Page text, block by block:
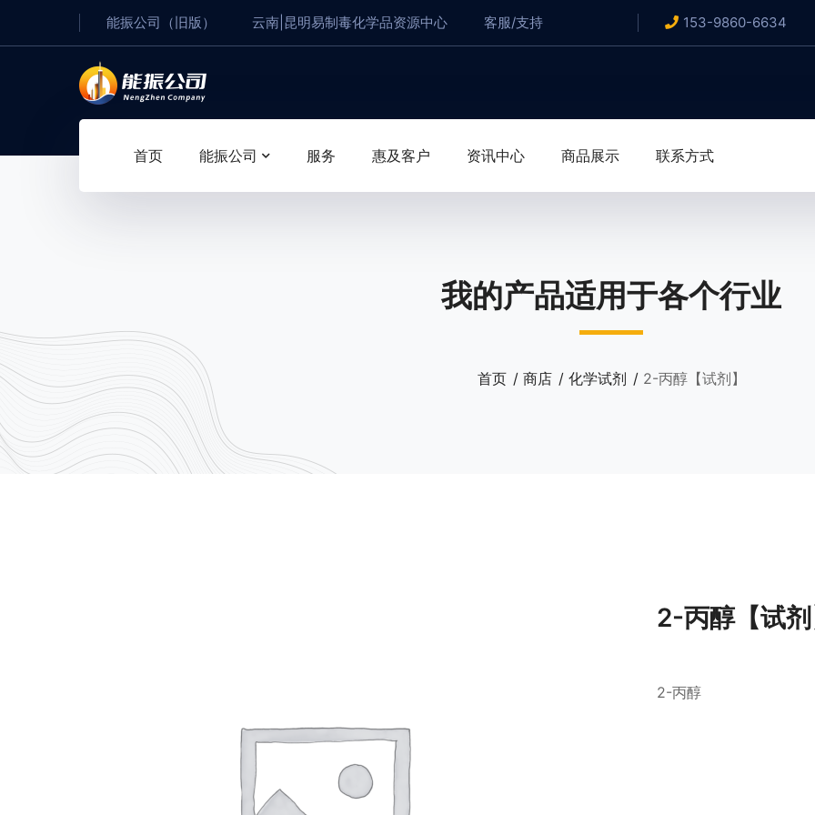
能振公司（旧版） 云南|昆明易制毒化学品资源中心 客服/支持 153-9860-6634
首页 能振公司 服务 惠及客户 资讯中心 商品展示 联系方式
我的产品适用于各个行业
首页 商店 化学试剂 2-丙醇【试剂】
2-丙醇【试
2-丙醇